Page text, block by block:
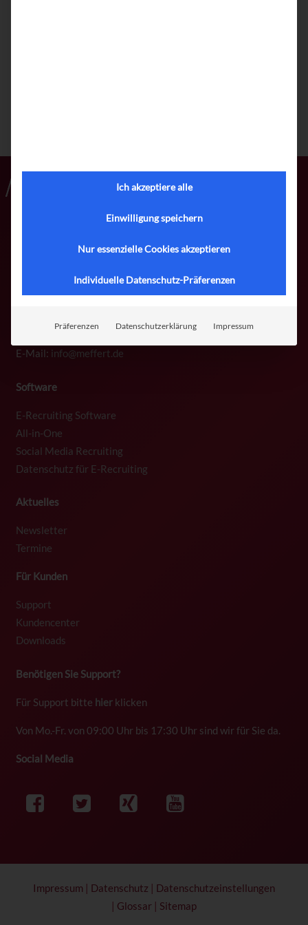
Meffert Software GmbH & Co. KG
E-Mail: info@meffert.de
Software
E-Recruiting Software
All-in-One
Social Media Recruiting
Datenschutz für E-Recruiting
Aktuelles
Newsletter
Termine
Für Kunden
Support
Kundencenter
Downloads
Benötigen Sie Support?
Für Support bitte hier klicken
Von Mo.-Fr. von 09:00 Uhr bis 17:30 Uhr sind wir für Sie da.
Social Media
Impressum Datenschutz
Datenschutzeinstellungen
Glossar Sitemap
Ich akzeptiere alle
Einwilligung speichern
Nur essenzielle Cookies akzeptieren
Individuelle Datenschutz-Präferenzen
Präferenzen Datenschutzerklärung Impressum